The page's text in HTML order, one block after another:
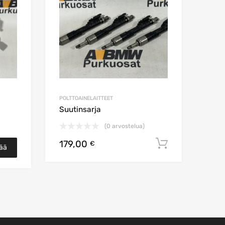
POLTTOAINELAITTEET
Suutinsarja
(0 arvostelua)
179,00 €